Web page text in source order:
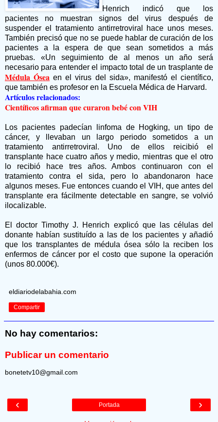
Henrich indicó que los
pacientes no muestran signos del virus después de
suspender el tratamiento antirretroviral hace unos meses.
También precisó que no se puede hablar de curación de los
pacientes a la espera de que sean sometidos a más
pruebas. «Un seguimiento de al menos un año será
necesario para entender el impacto total de un trasplante de
Médula Ósea en el virus del sida», manifestó el científico,
que también es profesor en la Escuela Médica de Harvard.
Artículos relacionados:
Científicos afirman que curaron bebé con VIH
Los pacientes padecían linfoma de Hogking, un tipo de
cáncer, y llevaban un largo periodo sometidos a un
tratamiento antirretroviral. Uno de ellos reicibió el
transplante hace cuatro años y medio, mientras que el otro
lo recibió hace tres años. Ambos continuaron con el
tratamiento contra el sida, pero lo abandonaron hace
algunos meses. Fue entonces cuando el VIH, que antes del
transplante era fácilmente detectable en sangre, se volvió
ilocalizable.
El doctor Timothy J. Henrich explicó que las células del
donante habían sustituído a las de los pacientes y añadió
que los transplantes de médula ósea sólo la reciben los
enfermos de cáncer por el costo que supone la operación
(unos 80.000€).
eldiariodelabahia.com
Compartir
No hay comentarios:
Publicar un comentario
bonetetv10@gmail.com
‹ ›
Portada